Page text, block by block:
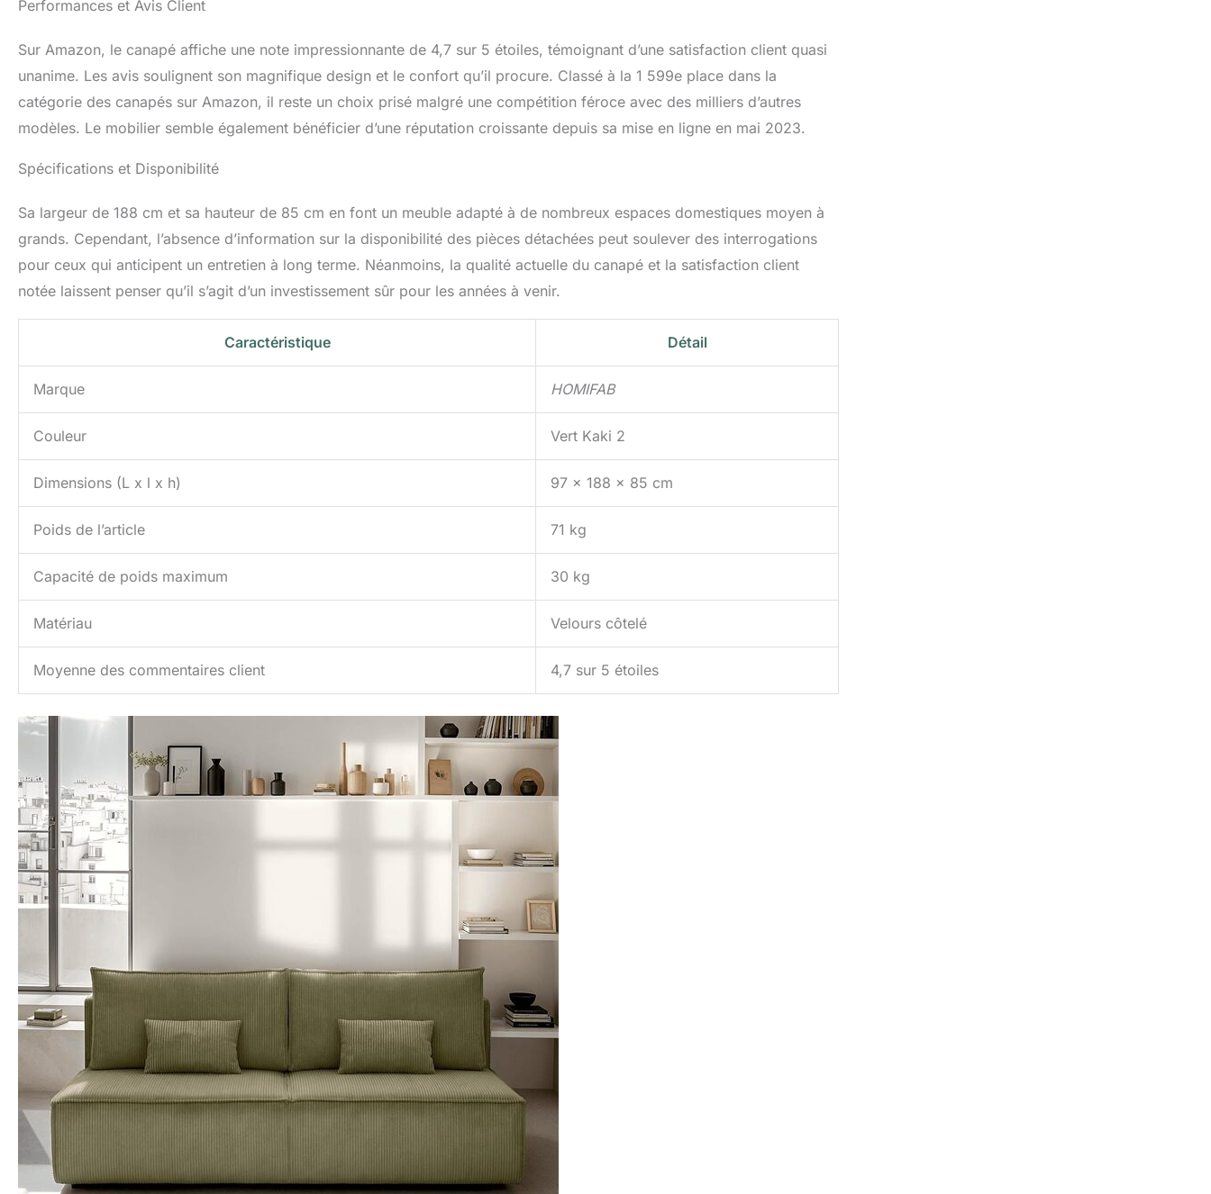
Performances et Avis Client
Sur Amazon, le canapé affiche une note impressionnante de 4,7 sur 5 étoiles, témoignant d’une satisfaction client quasi
unanime. Les avis soulignent son magnifique design et le confort qu’il procure. Classé à la 1 599e place dans la
catégorie des canapés sur Amazon, il reste un choix prisé malgré une compétition féroce avec des milliers d’autres
modèles. Le mobilier semble également bénéficier d’une réputation croissante depuis sa mise en ligne en mai 2023.
Spécifications et Disponibilité
Sa largeur de 188 cm et sa hauteur de 85 cm en font un meuble adapté à de nombreux espaces domestiques moyen à
grands. Cependant, l’absence d’information sur la disponibilité des pièces détachées peut soulever des interrogations
pour ceux qui anticipent un entretien à long terme. Néanmoins, la qualité actuelle du canapé et la satisfaction client
notée laissent penser qu’il s’agit d’un investissement sûr pour les années à venir.
Caractéristique Détail
Marque HOMIFAB
Couleur Vert Kaki 2
Dimensions (L x l x h) 97 x 188 x 85 cm
Poids de l’article 71 kg
Capacité de poids maximum 30 kg
Matériau Velours côtelé
Moyenne des commentaires client 4,7 sur 5 étoiles